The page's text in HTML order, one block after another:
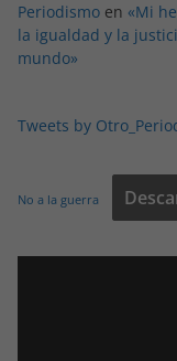
Periodismo en «Mi
la igualdad y la
mundo»
Tweets by
No a la guerra